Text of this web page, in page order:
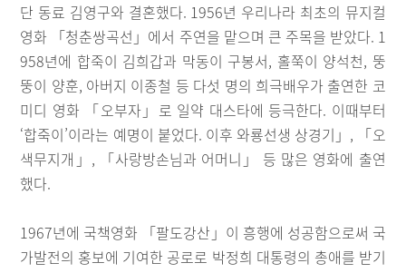
단 동료 김영구와 결혼했다. 1956년 우리나라 최초의 뮤지컬
영화 「청춘쌍곡선」에서 주연을 맡으며 큰 주목을 받았다. 1
958년에 합죽이 김희갑과 막동이 구봉서, 홀쭉이 양석천, 뚱
뚱이 양훈, 아버지 이종철 등 다섯 명의 희극배우가 출연한 코
미디 영화 「오부자」로 일약 대스타에 등극한다. 이때부터
‘합죽이’이라는 예명이 붙었다. 이후 와룡선생 상경기」, 「오
색무지개」, 「사랑방손님과 어머니」 등 많은 영화에 출연
했다.
1967년에 국책영화 「팔도강산」이 흥행에 성공함으로써 국
가발전의 홍보에 기여한 공로로 박정희 대통령의 총애를 받기